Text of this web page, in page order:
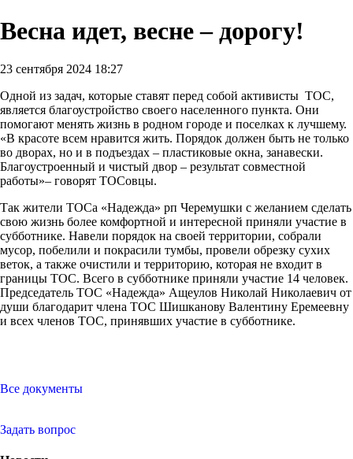
Весна идет, весне – дорогу!
23 сентября 2024 18:27
Одной из задач, которые ставят перед собой активисты ТОС,
является благоустройство своего населенного пункта. Они
помогают менять жизнь в родном городе и поселках к лучшему.
«В красоте всем нравится жить. Порядок должен быть не только
во дворах, но и в подъездах – пластиковые окна, занавески.
Благоустроенный и чистый двор – результат совместной
работы»– говорят ТОСовцы.
Так жители ТОСа «Надежда» рп Черемушки с желанием сделать
свою жизнь более комфортной и интересной приняли участие в
субботнике. Навели порядок на своей территории, собрали
мусор, побелили и покрасили тумбы, провели обрезку сухих
веток, а также очистили и территорию, которая не входит в
границы ТОС. Всего в субботнике приняли участие 14 человек.
Председатель ТОС «Надежда» Ащеулов Николай Николаевич от
души благодарит члена ТОС Шишканову Валентину Еремеевну
и всех членов ТОС, принявших участие в субботнике.
Все документы
Задать вопрос